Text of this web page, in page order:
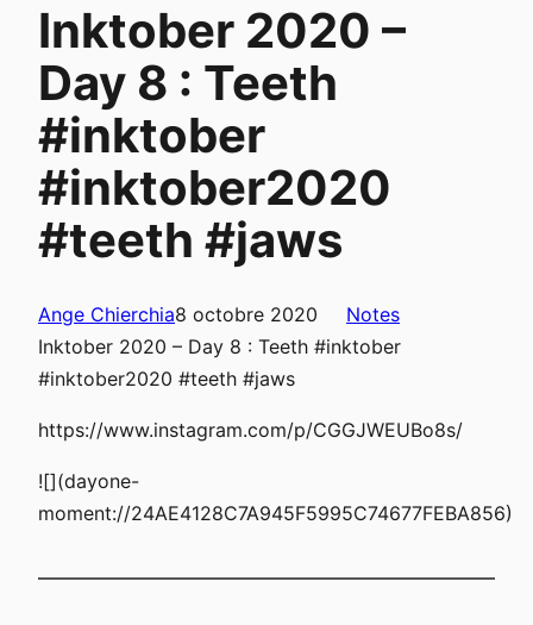
Inktober 2020 –
Day 8 : Teeth
#inktober
#inktober2020
#teeth #jaws
Ange Chierchia8 octobre 2020
Notes
Inktober 2020 – Day 8 : Teeth #inktober
#inktober2020 #teeth #jaws
https://www.instagram.com/p/CGGJWEUBo8s/
![](dayone-
moment://24AE4128C7A945F5995C74677FEBA856)